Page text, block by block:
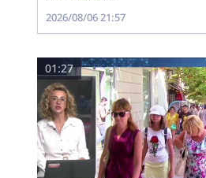
2026/08/06 21:57
01:27